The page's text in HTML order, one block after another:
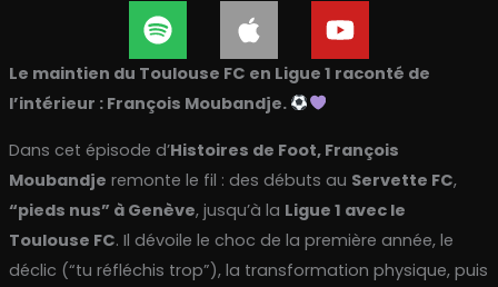
S
p
o
t
f
y
A
p
p
l
Y
o
u
b
e
Le maintien du Toulouse FC en Ligue 1 raconté de
l’intérieur : François Moubandje.
Dans cet épisode d’Histoires de Foot, François
Moubandje remonte le fil : des débuts au Servette FC,
“pieds nus” à Genève, jusqu’à la Ligue 1 avec le
Toulouse FC. Il dévoile le choc de la première année, le
déclic (“tu réfléchis trop”), la transformation physique, puis